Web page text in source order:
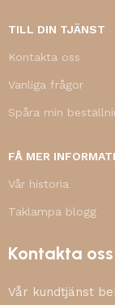
TILL DIN TJÄNST
Kontakta oss
Vanliga frågor
Spåra min
FÅ MER
Vår historia
Taklampa blogg
Kontakta oss
Vår kundtjänst